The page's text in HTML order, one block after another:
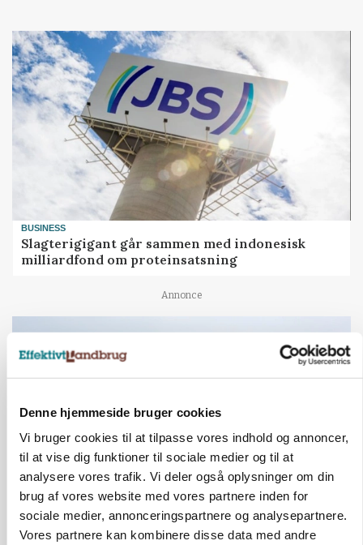
Denne hjemmeside bruger cookies
Vi bruger cookies til at tilpasse vores indhold og annoncer,
til at vise dig funktioner til sociale medier og til at
analysere vores trafik. Vi deler også oplysninger om din
brug af vores website med vores partnere inden for
sociale medier, annonceringspartnere og analysepartnere.
Vores partnere kan kombinere disse data med andre
BUSINESS
Slagterigigant går sammen med indonesisk
milliardfond om proteinsatsning
Annonce
MARKED
Hvedeprisen sprang næsten 6 procent